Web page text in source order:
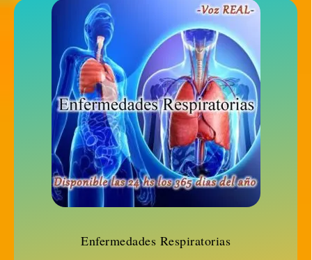
Enfermedades Respiratorias